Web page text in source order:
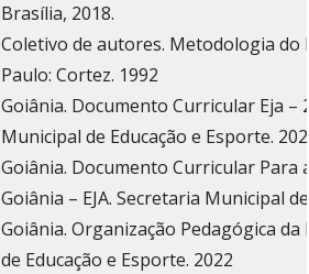
Brasília, 2018.
Coletivo de autores. Metodologia do
Paulo: Cortez. 1992
Goiânia. Documento Curricular Eja –
Municipal de Educação e Esporte.
Goiânia. Documento Curricular Para
Goiânia – EJA. Secretaria Municipal
Goiânia. Organização Pedagógica da
de Educação e Esporte. 2022